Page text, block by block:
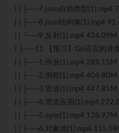
| | ├──7.json自动类型(1).mp4
| | ├──8.json结构体(1).mp4
| | └──9.反射(1).mp4 424.09M
| ├──11 【预习】Go语言的并
| | ├──1.作业(1).mp4 289.15M
| | ├──2.例程(1).mp4 404.80M
| | ├──3.管道(1).mp4 447.85M
| | ├──4.管道应用(1).mp4
| | ├──5.sync(1).mp4 128.97M
| | ├──6.对象池(1).mp4